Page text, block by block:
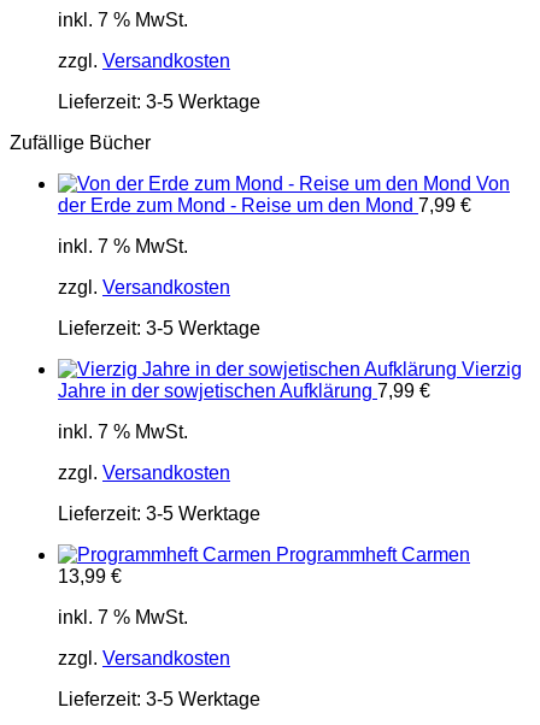
inkl. 7 % MwSt.
zzgl. Versandkosten
Lieferzeit: 3-5 Werktage
Zufällige Bücher
Von
der Erde zum Mond - Reise um den Mond 7,99 €
inkl. 7 % MwSt.
zzgl. Versandkosten
Lieferzeit: 3-5 Werktage
Vierzig
Jahre in der sowjetischen Aufklärung 7,99 €
inkl. 7 % MwSt.
zzgl. Versandkosten
Lieferzeit: 3-5 Werktage
Programmheft Carmen
13,99 €
inkl. 7 % MwSt.
zzgl. Versandkosten
Lieferzeit: 3-5 Werktage